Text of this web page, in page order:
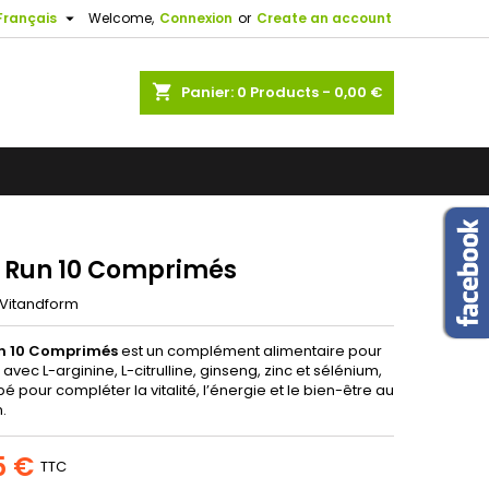
Welcome, Connexion or Create an account

shopping_cart Panier: 0 Products - 0,00 €
If
know.
10 Comprimés
Vitandform
10 Comprimésest un complément alimentaire pour
L-arginine, L-citrulline, ginseng, zinc et sélénium,
pour compléter la vitalité, l’énergie et le bien-être au
€ TTC